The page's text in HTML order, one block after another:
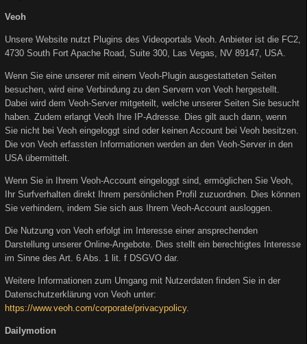
Veoh
Unsere Website nutzt Plugins des Videoportals Veoh. Anbieter ist die FC2,
4730 South Fort Apache Road, Suite 300, Las Vegas, NV 89147, USA.
Wenn Sie eine unserer mit einem Veoh-Plugin ausgestatteten Seiten
besuchen, wird eine Verbindung zu den Servern von Veoh hergestellt.
Dabei wird dem Veoh-Server mitgeteilt, welche unserer Seiten Sie besucht
haben. Zudem erlangt Veoh Ihre IP-Adresse. Dies gilt auch dann, wenn
Sie nicht bei Veoh eingeloggt sind oder keinen Account bei Veoh besitzen.
Die von Veoh erfassten Informationen werden an den Veoh-Server in den
USA übermittelt.
Wenn Sie in Ihrem Veoh-Account eingeloggt sind, ermöglichen Sie Veoh,
Ihr Surfverhalten direkt Ihrem persönlichen Profil zuzuordnen. Dies können
Sie verhindern, indem Sie sich aus Ihrem Veoh-Account ausloggen.
Die Nutzung von Veoh erfolgt im Interesse einer ansprechenden
Darstellung unserer Online-Angebote. Dies stellt ein berechtigtes Interesse
im Sinne des Art. 6 Abs. 1 lit. f DSGVO dar.
Weitere Informationen zum Umgang mit Nutzerdaten finden Sie in der
Datenschutzerklärung von Veoh unter:
https://www.veoh.com/corporate/privacypolicy.
Dailymotion